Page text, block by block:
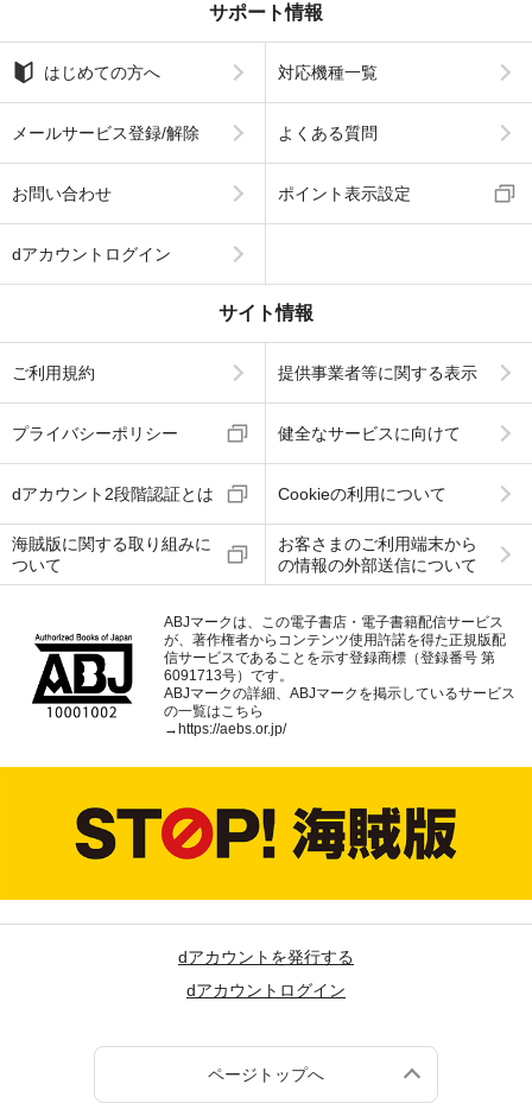
サポート情報
はじめての方へ 対応機種一覧
メールサービス登録/解除 よくある質問
お問い合わせ ポイント表示設定
dアカウントログイン
サイト情報
ご利用規約 提供事業者等に関する表示
プライバシーポリシー 健全なサービスに向けて
dアカウント2段階認証とは Cookieの利用について
海賊版に関する取り組みに
ついて
お客さまのご利用端末から
の情報の外部送信について
ABJマークは、この電子書店・電子書籍配信サービス
が、著作権者からコンテンツ使用許諾を得た正規版配
信サービスであることを示す登録商標（登録番号 第
6091713号）です。
ABJマークの詳細、ABJマークを掲示しているサービス
の一覧はこちら
→ https://aebs.or.jp/
dアカウントを発行する
dアカウントログイン
ページトップへ